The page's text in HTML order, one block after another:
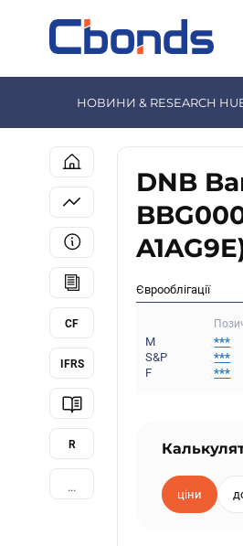
НОВИНИ & RESEARCH
CF
IFRS
R
...
DNB
Єврооблігації
M
***
S&P
***
F
***
ціни